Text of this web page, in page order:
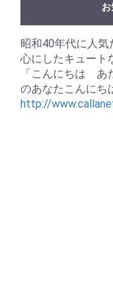
昭和40年代に人気
心にしたキュート
「こんにちは あ
のあなたこんにち
http://